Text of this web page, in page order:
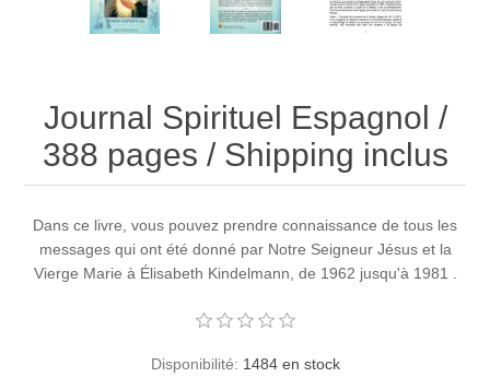
Journal Spirituel Espagnol /
388 pages / Shipping inclus
Dans ce livre, vous pouvez prendre connaissance de tous les
messages qui ont été donné par Notre Seigneur Jésus et la
Vierge Marie à Élisabeth Kindelmann, de 1962 jusqu'à 1981 .
Disponibilité: 1484 en stock